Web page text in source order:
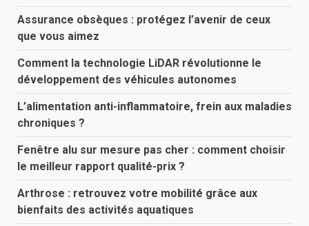
Assurance obsèques : protégez l’avenir de ceux
que vous aimez
Comment la technologie LiDAR révolutionne le
développement des véhicules autonomes
L’alimentation anti-inflammatoire, frein aux maladies
chroniques ?
Fenêtre alu sur mesure pas cher : comment choisir
le meilleur rapport qualité-prix ?
Arthrose : retrouvez votre mobilité grâce aux
bienfaits des activités aquatiques